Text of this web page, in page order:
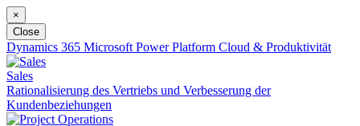
×
Close
Dynamics 365 Microsoft Power Platform Cloud & Produktivität
Sales
Rationalisierung des Vertriebs und Verbesserung der
Kundenbeziehungen